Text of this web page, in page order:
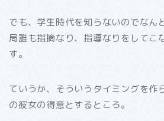
でも、学生時代を知らないのでなん
局誰も指摘なり、指導なりをしてこ
す。
ていうか、そういうタイミングを作
の彼女の得意とするところ。